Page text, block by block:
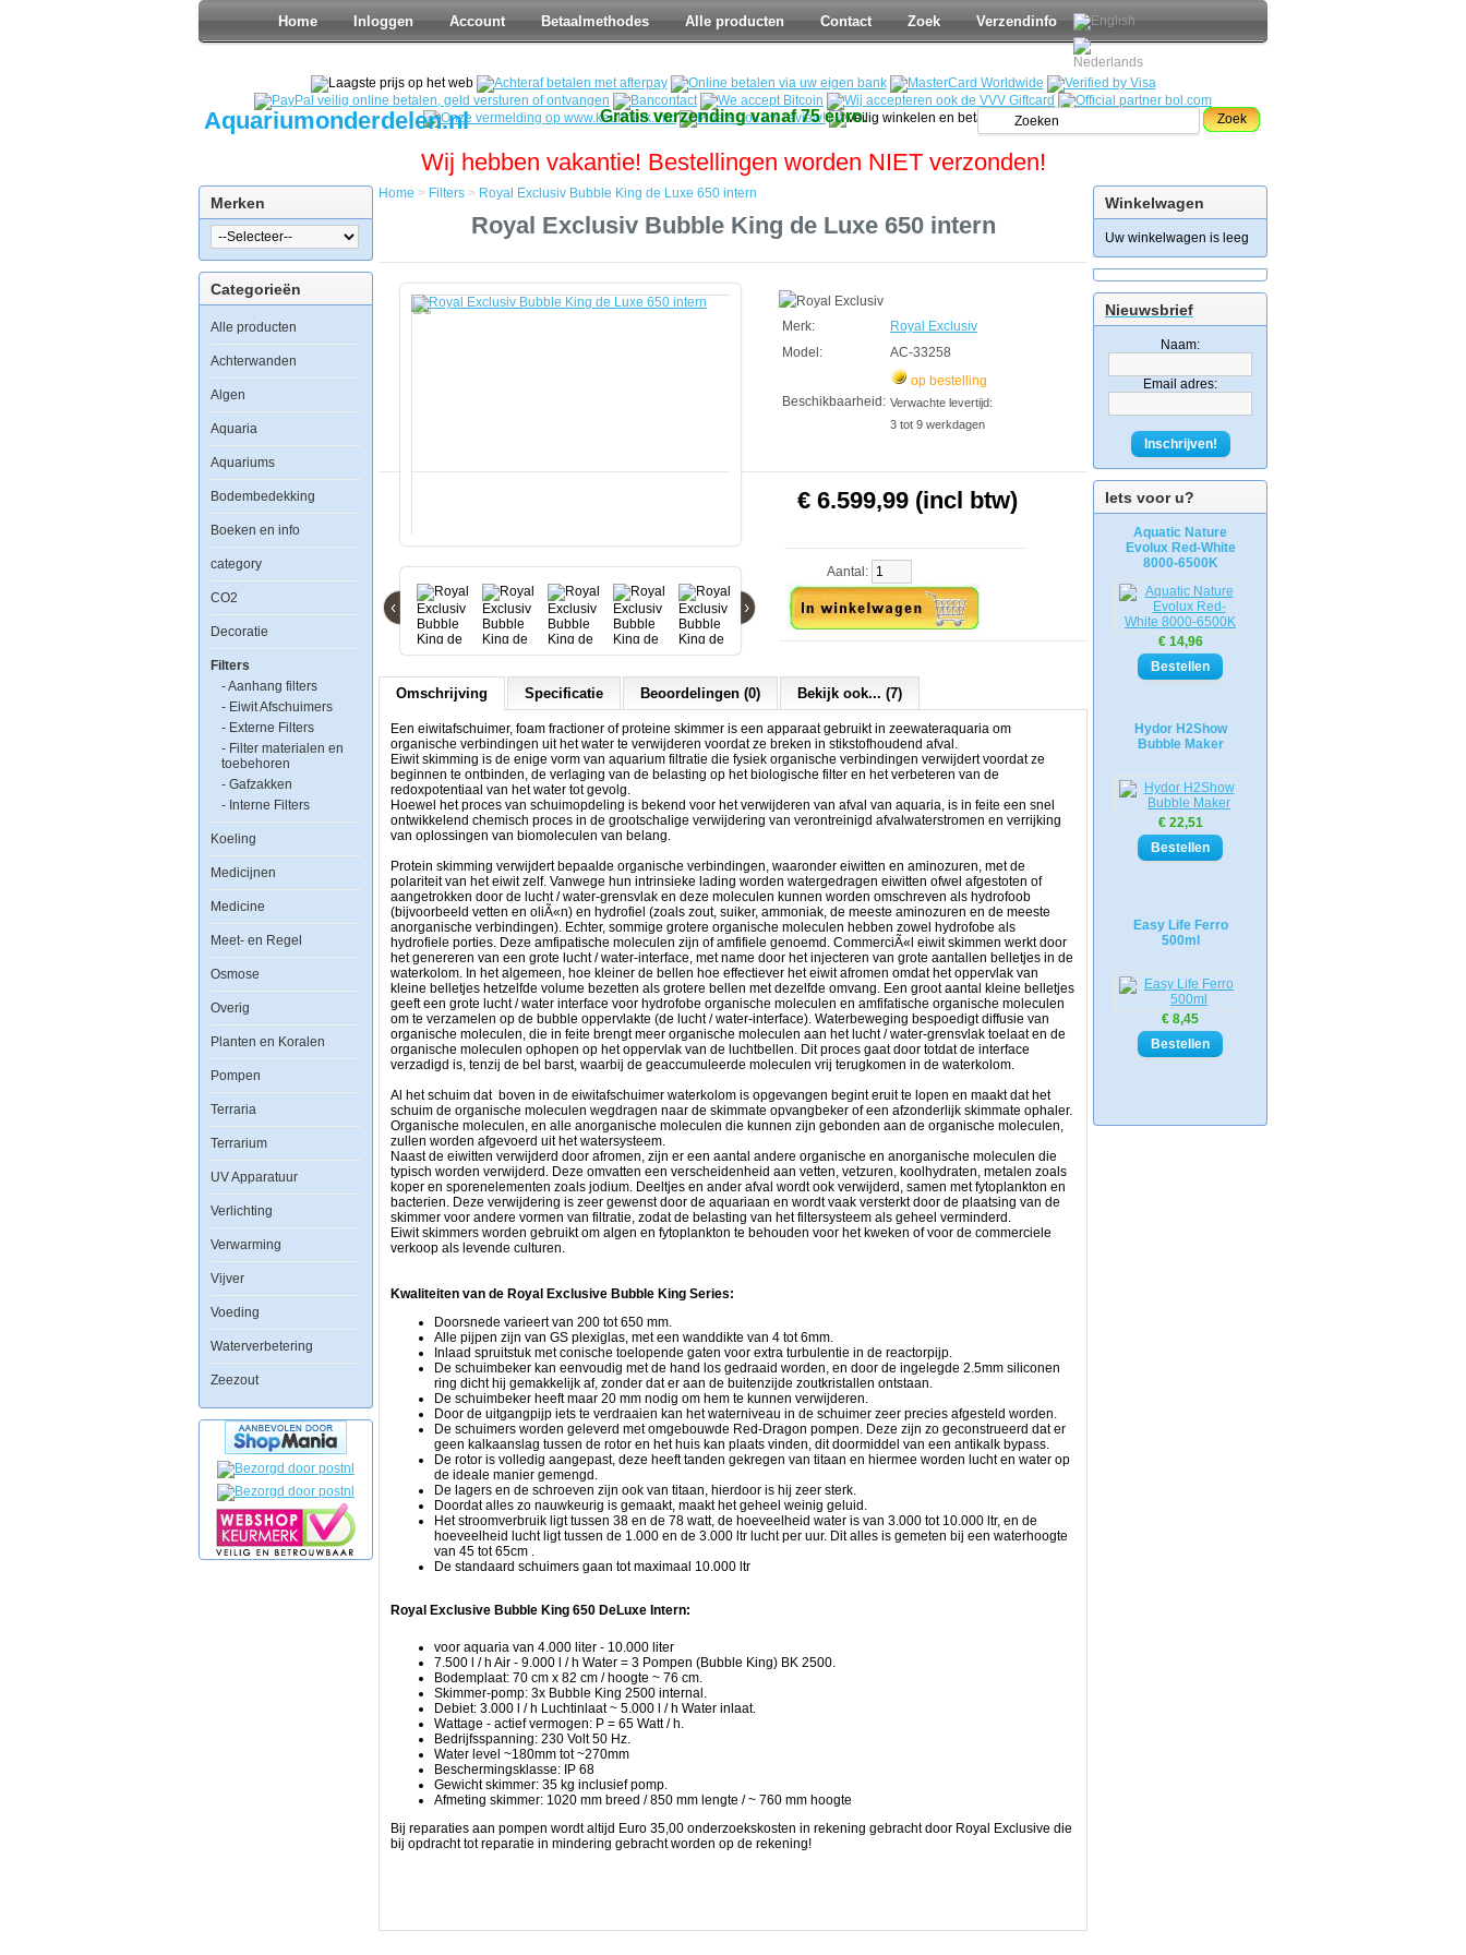
Home Inloggen Account Betaalmethodes Alle producten Contact Zoek Verzendinfo
Aquariumonderdelen.nl Gratis verzending vanaf 75 euro. Zoek
Wij hebben vakantie! Bestellingen worden NIET verzonden!
Merken
Categorieën
Alle producten
Achterwanden
Algen
Aquaria
Aquariums
Bodembedekking
Boeken en info
category
CO2
Decoratie
Filters
- Aanhang filters
- Eiwit Afschuimers
- Externe Filters
- Filter materialen en
toebehoren
- Gafzakken
- Interne Filters
Koeling
Medicijnen
Medicine
Meet- en Regel
Osmose
Overig
Planten en Koralen
Pompen
Terraria
Terrarium
UV Apparatuur
Verlichting
Verwarming
Vijver
Voeding
Waterverbetering
Zeezout
Winkelwagen
Uw winkelwagen is leeg
Nieuwsbrief
Naam:
Email adres:
Inschrijven!
Iets voor u?
Aquatic Nature
Evolux Red-White
8000-6500K
€ 14,96
Hydor H2Show
Bubble Maker
€ 22,51
Easy Life Ferro
500ml
€ 8,45
Exclusiv
Bubble
King
Exclusiv
King
de
Luxe
650
Een
eiwitafschuimer,
foam
fractioner
skimmer
een
apparaat
gebruikt
zeewateraquaria
om
organische
verbindingen
uit
het
water
voordat
ze
breken
stikstofhoudend
afval.
Eiwit
skimming
enige
aquarium
organische
verbindingen
verwijdert
voordat
beginnen
ontbinden,
verlaging
en
verbeteren
redoxpotentiaal
gevolg.
Hoewel
van
schuimopdeling
van
Home > Filters > Royal Exclusiv Bubble King de Luxe 650 intern
Royal Exclusiv Bubble King de Luxe 650 intern
‹ ›
Merk:
Royal Exclusiv
Model:
AC-33258
Beschikbaarheid:
op bestelling
Verwachte levertijd:
3 tot 9 werkdagen
€ 6.599,99 (incl btw)
Aantal:
Omschrijving Specificatie Beoordelingen (0) Bekijk ook... (7)
Een eiwitafschuimer, foam fractioner of proteine skimmer is een apparaat gebruikt in zeewateraquaria om
organische verbindingen uit het water te verwijderen voordat ze breken in stikstofhoudend afval.
Eiwit skimming is de enige vorm van aquarium filtratie die fysiek organische verbindingen verwijdert voordat ze
beginnen te ontbinden, de verlaging van de belasting op het biologische filter en het verbeteren van de
redoxpotentiaal van het water tot gevolg.
Hoewel het proces van schuimopdeling is bekend voor het verwijderen van afval van aquaria, is in feite een snel
ontwikkelend chemisch proces in de grootschalige verwijdering van verontreinigd afvalwaterstromen en verrijking
van oplossingen van biomoleculen van belang.
Protein skimming verwijdert bepaalde organische verbindingen, waaronder eiwitten en aminozuren, met de
polariteit van het eiwit zelf. Vanwege hun intrinsieke lading worden watergedragen eiwitten ofwel afgestoten of
aangetrokken door de lucht / water-grensvlak en deze moleculen kunnen worden omschreven als hydrofoob
(bijvoorbeeld vetten en oliÃ«n) en hydrofiel (zoals zout, suiker, ammoniak, de meeste aminozuren en de meeste
anorganische verbindingen). Echter, sommige grotere organische moleculen hebben zowel hydrofobe als
hydrofiele porties. Deze amfipatische moleculen zijn of amfifiele genoemd. CommerciÃ«l eiwit skimmen werkt door
het genereren van een grote lucht / water-interface, met name door het injecteren van grote aantallen belletjes in de
waterkolom. In het algemeen, hoe kleiner de bellen hoe effectiever het eiwit afromen omdat het oppervlak van
kleine belletjes hetzelfde volume bezetten als grotere bellen met dezelfde omvang. Een groot aantal kleine belletjes
geeft een grote lucht / water interface voor hydrofobe organische moleculen en amfifatische organische moleculen
om te verzamelen op de bubble oppervlakte (de lucht / water-interface). Waterbeweging bespoedigt diffusie van
organische moleculen, die in feite brengt meer organische moleculen aan het lucht / water-grensvlak toelaat en de
organische moleculen ophopen op het oppervlak van de luchtbellen. Dit proces gaat door totdat de interface
verzadigd is, tenzij de bel barst, waarbij de geaccumuleerde moleculen vrij terugkomen in de waterkolom.
Al het schuim dat boven in de eiwitafschuimer waterkolom is opgevangen begint eruit te lopen en maakt dat het
schuim de organische moleculen wegdragen naar de skimmate opvangbeker of een afzonderlijk skimmate ophaler.
Organische moleculen, en alle anorganische moleculen die kunnen zijn gebonden aan de organische moleculen,
zullen worden afgevoerd uit het watersysteem.
Naast de eiwitten verwijderd door afromen, zijn er een aantal andere organische en anorganische moleculen die
typisch worden verwijderd. Deze omvatten een verscheidenheid aan vetten, vetzuren, koolhydraten, metalen zoals
koper en sporenelementen zoals jodium. Deeltjes en ander afval wordt ook verwijderd, samen met fytoplankton en
bacterien. Deze verwijdering is zeer gewenst door de aquariaan en wordt vaak versterkt door de plaatsing van de
skimmer voor andere vormen van filtratie, zodat de belasting van het filtersysteem als geheel verminderd.
Eiwit skimmers worden gebruikt om algen en fytoplankton te behouden voor het kweken of voor de commerciele
verkoop als levende culturen.
Kwaliteiten van de Royal Exclusive Bubble King Series:
Doorsnede varieert van 200 tot 650 mm.
Alle pijpen zijn van GS plexiglas, met een wanddikte van 4 tot 6mm.
Inlaad spruitstuk met conische toelopende gaten voor extra turbulentie in de reactorpijp.
De schuimbeker kan eenvoudig met de hand los gedraaid worden, en door de ingelegde 2.5mm siliconen
ring dicht hij gemakkelijk af, zonder dat er aan de buitenzijde zoutkristallen ontstaan.
De schuimbeker heeft maar 20 mm nodig om hem te kunnen verwijderen.
Door de uitgangpijp iets te verdraaien kan het waterniveau in de schuimer zeer precies afgesteld worden.
De schuimers worden geleverd met omgebouwde Red-Dragon pompen. Deze zijn zo geconstrueerd dat er
geen kalkaanslag tussen de rotor en het huis kan plaats vinden, dit doormiddel van een antikalk bypass.
De rotor is volledig aangepast, deze heeft tanden gekregen van titaan en hiermee worden lucht en water op
de ideale manier gemengd.
De lagers en de schroeven zijn ook van titaan, hierdoor is hij zeer sterk.
Doordat alles zo nauwkeurig is gemaakt, maakt het geheel weinig geluid.
Het stroomverbruik ligt tussen 38 en de 78 watt, de hoeveelheid water is van 3.000 tot 10.000 ltr, en de
hoeveelheid lucht ligt tussen de 1.000 en de 3.000 ltr lucht per uur. Dit alles is gemeten bij een waterhoogte
van 45 tot 65cm .
De standaard schuimers gaan tot maximaal 10.000 ltr
Royal Exclusive Bubble King 650 DeLuxe Intern:
voor aquaria van 4.000 liter - 10.000 liter
7.500 l / h Air - 9.000 l / h Water = 3 Pompen (Bubble King) BK 2500.
Bodemplaat: 70 cm x 82 cm / hoogte ~ 76 cm.
Skimmer-pomp: 3x Bubble King 2500 internal.
Debiet: 3.000 l / h Luchtinlaat ~ 5.000 l / h Water inlaat.
Wattage - actief vermogen: P = 65 Watt / h.
Bedrijfsspanning: 230 Volt 50 Hz.
Water level ~180mm tot ~270mm
Beschermingsklasse: IP 68
Gewicht skimmer: 35 kg inclusief pomp.
Afmeting skimmer: 1020 mm breed / 850 mm lengte / ~ 760 mm hoogte
Bij reparaties aan pompen wordt altijd Euro 35,00 onderzoekskosten in rekening gebracht door Royal Exclusive die
bij opdracht tot reparatie in mindering gebracht worden op de rekening!